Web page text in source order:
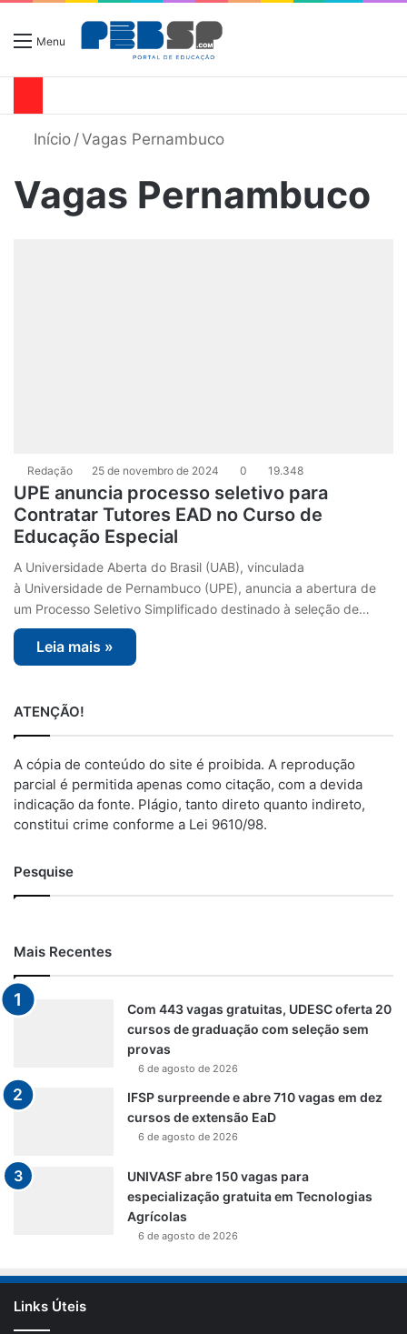
Menu
Início /Vagas Pernambuco
Vagas Pernambuco
Redação 25 de novembro de 2024 0 19.348
UPE anuncia processo seletivo para
Contratar Tutores EAD no Curso de
Educação Especial
A Universidade Aberta do Brasil (UAB), vinculada
à Universidade de Pernambuco (UPE), anuncia a abertura de
um Processo Seletivo Simplificado destinado à seleção de…
Leia mais »
ATENÇÃO!
A cópia de conteúdo do site é proibida. A reprodução
parcial é permitida apenas como citação, com a devida
indicação da fonte. Plágio, tanto direto quanto indireto,
constitui crime conforme a Lei 9610/98.
Pesquise
Mais Recentes
Com 443 vagas gratuitas, UDESC oferta 20
cursos de graduação com seleção sem
provas
6 de agosto de 2026
IFSP surpreende e abre 710 vagas em dez
cursos de extensão EaD
6 de agosto de 2026
UNIVASF abre 150 vagas para
especialização gratuita em Tecnologias
Agrícolas
6 de agosto de 2026
Links Úteis